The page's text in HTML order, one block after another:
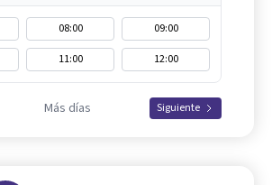
08:00
09:00
11:00 12:00
Más días Siguiente